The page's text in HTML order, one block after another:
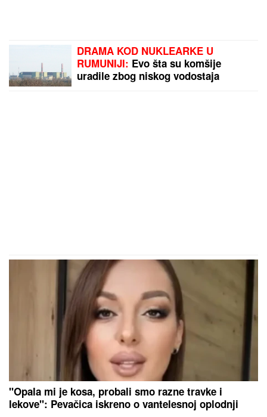
DRAMA KOD NUKLEARKE U
RUMUNIJI: Evo šta su komšije
uradile zbog niskog vodostaja
"Opala mi je kosa, probali smo razne travke i
lekove": Pevačica iskreno o vantelesnoj oplodnji